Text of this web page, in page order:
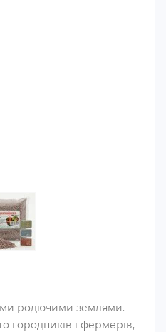
родючими землями.
городників і фермерів,